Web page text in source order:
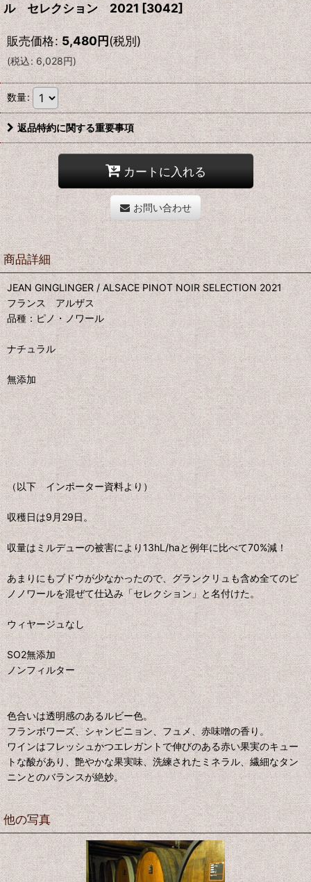
ル セレクション 2021 [3042]
販売価格: 5,480円(税別)
(税込: 6,028円)
数量:
返品特約に関する重要事項
カートに入れる
お問い合わせ
商品詳細
JEAN GINGLINGER / ALSACE PINOT NOIR SELECTION 2021
フランス アルザス
品種：ピノ・ノワール
ナチュラル
無添加
（以下 インポーター資料より）
収穫日は9月29日。
収量はミルデューの被害により13hL/haと例年に比べて70%減！
あまりにもブドウが少なかったので、グランクリュも含め全てのピ
ノノワールを混ぜて仕込み「セレクション」と名付けた。
ウィヤージュなし
SO2無添加
ノンフィルター
色合いは透明感のあるルビー色。
フランボワーズ、シャンピニョン、フュメ、赤味噌の香り。
ワインはフレッシュかつエレガントで伸びのある赤い果実のキュー
トな酸があり、艶やかな果実味、洗練されたミネラル、繊細なタン
ニンとのバランスが絶妙。
他の写真